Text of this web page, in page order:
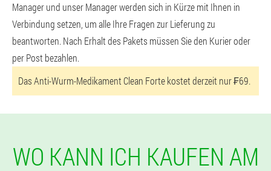
Manager und unser Manager werden sich in Kürze mit Ihnen in
Verbindung setzen, um alle Ihre Fragen zur Lieferung zu
beantworten. Nach Erhalt des Pakets müssen Sie den Kurier oder
per Post bezahlen.
Das Anti-Wurm-Medikament Clean Forte kostet derzeit nur ₣69.
WO KANN ICH KAUFEN AM